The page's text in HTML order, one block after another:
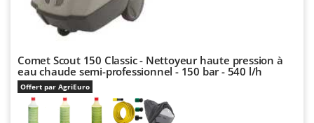
Troy-Bilt
Unger
Verdemax
Comet Scout 150 Classic - Nettoyeur haute pression à
eau chaude semi-professionnel - 150 bar - 540 l/h
Offert par AgriEuro